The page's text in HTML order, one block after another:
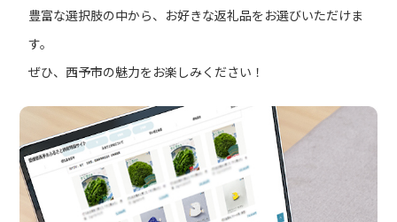
豊富な選択肢の中から、お好きな返礼品をお選びいただけま
す。
ぜひ、西予市の魅力をお楽しみください！